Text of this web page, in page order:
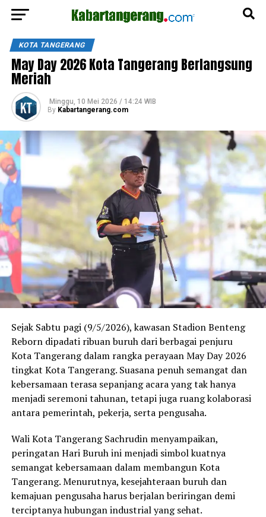
KOTA TANGERANG
May Day 2026 Kota Tangerang Berlangsung
Meriah
Minggu, 10 Mei 2026 / 14:24 WIB
By Kabartangerang.com
Sejak Sabtu pagi (9/5/2026), kawasan Stadion Benteng
Reborn dipadati ribuan buruh dari berbagai penjuru
Kota Tangerang dalam rangka perayaan May Day 2026
tingkat Kota Tangerang. Suasana penuh semangat dan
kebersamaan terasa sepanjang acara yang tak hanya
menjadi seremoni tahunan, tetapi juga ruang kolaborasi
antara pemerintah, pekerja, serta pengusaha.
Wali Kota Tangerang Sachrudin menyampaikan,
peringatan Hari Buruh ini menjadi simbol kuatnya
semangat kebersamaan dalam membangun Kota
Tangerang. Menurutnya, kesejahteraan buruh dan
kemajuan pengusaha harus berjalan beriringan demi
terciptanya hubungan industrial yang sehat.